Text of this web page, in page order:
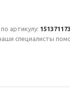
артикулу:
специалисты